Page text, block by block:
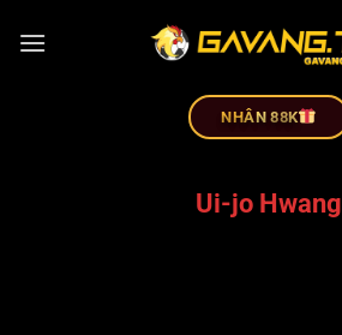
NHÂN 88K
Ui-jo Hwang